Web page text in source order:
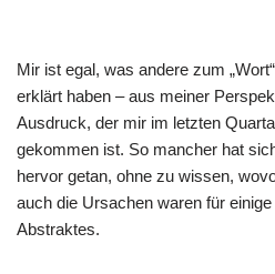
Mir ist egal, was andere zum
erklärt haben – aus meiner
Ausdruck, der mir im letzten
gekommen ist. So mancher hat
hervor getan, ohne zu wissen,
auch die Ursachen waren für
Abstraktes.